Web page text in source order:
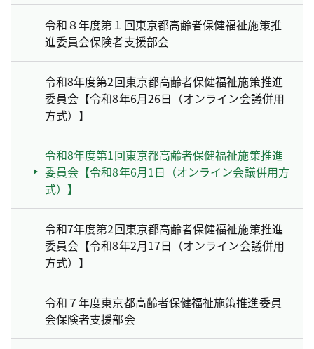
令和８年度第１回東京都高齢者保健福祉施策推
進委員会保険者支援部会
令和8年度第2回東京都高齢者保健福祉施策推進
委員会【令和8年6月26日（オンライン会議併用
方式）】
令和8年度第1回東京都高齢者保健福祉施策推進
委員会【令和8年6月1日（オンライン会議併用方
式）】
令和7年度第2回東京都高齢者保健福祉施策推進
委員会【令和8年2月17日（オンライン会議併用
方式）】
令和７年度東京都高齢者保健福祉施策推進委員
会保険者支援部会